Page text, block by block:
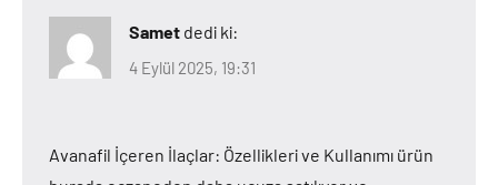
Samet dedi ki:
4 Eylül 2025, 19:31
Avanafil İçeren İlaçlar: Özellikleri ve Kullanımı ürün